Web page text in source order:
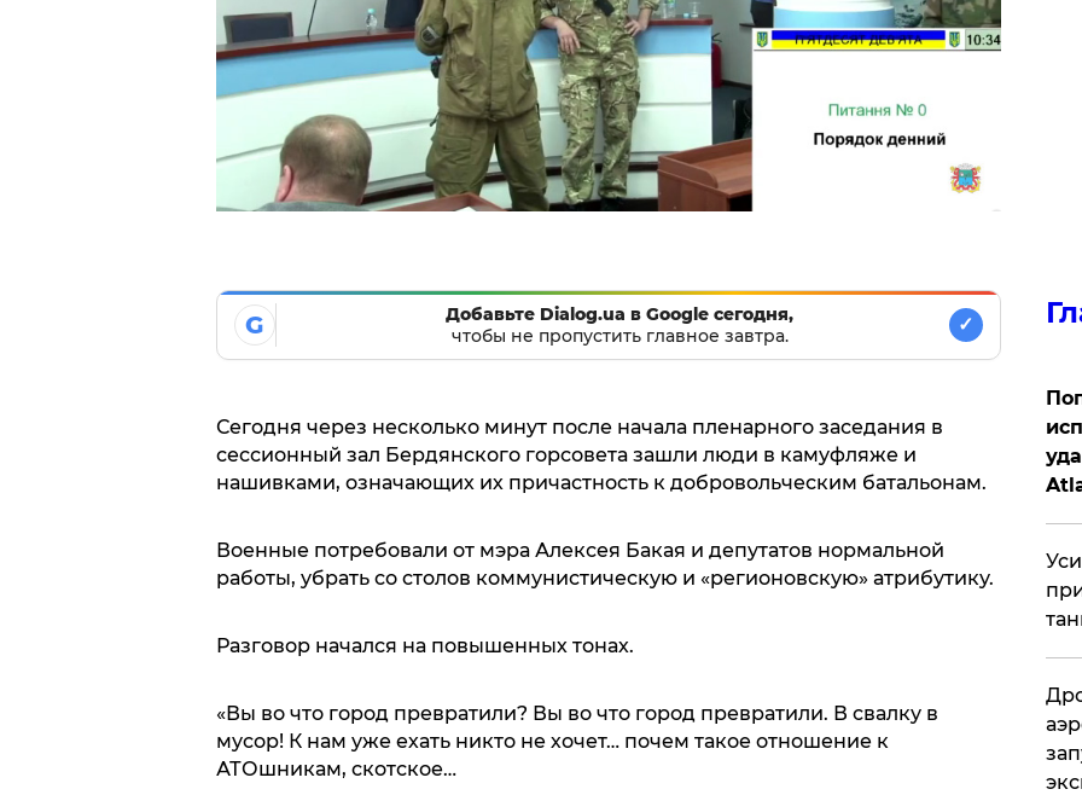
G
Добавьте Dialog.ua в Google сегодня,
чтобы не пропустить главное завтра.
✓
Сегодня через несколько минут после начала пленарного заседания в
сессионный зал Бердянского горсовета зашли люди в камуфляже и
нашивками, означающих их причастность к добровольческим батальонам.
Военные потребовали от мэра Алексея Бакая и депутатов нормальной
работы, убрать со столов коммунистическую и «регионовскую» атрибутику.
Разговор начался на повышенных тонах.
«Вы во что город превратили? Вы во что город превратили. В свалку в
мусор! К нам уже ехать никто не хочет… почем такое отношение к
АТОшникам, скотское…